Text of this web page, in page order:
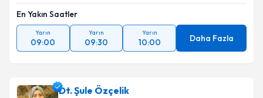
En Yakın Saatler
Yarın
09:00
Yarın
09:30
Yarın
10:00 Daha Fazla
Dt. Şule Özçelik